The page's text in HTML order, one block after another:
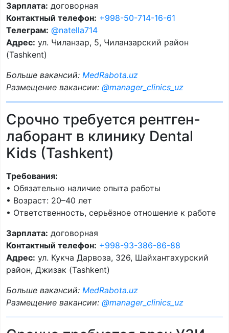
Зарплата: договорная
Контактный телефон: +998-50-714-16-61
Телеграм: @natella714
Адрес: ул. Чиланзар, 5, Чиланзарский район
(Tashkent)
Больше вакансий: MedRabota.uz
Размещение вакансии: @manager_clinics_uz
Срочно требуется рентген-
лаборант в клинику Dental
Kids (Tashkent)
Требования:
• Обязательно наличие опыта работы
• Возраст: 20–40 лет
• Ответственность, серьёзное отношение к работе
Зарплата: договорная
Контактный телефон: +998-93-386-86-88
Адрес: ул. Кукча Дарвоза, 326, Шайхантахурский
район, Джизак (Tashkent)
Больше вакансий: MedRabota.uz
Размещение вакансии: @manager_clinics_uz